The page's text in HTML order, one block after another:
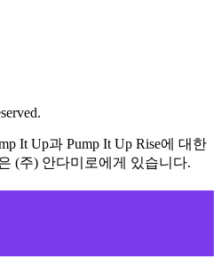
It Up과 Pump It Up Rise에 대한
(주) 안다미로에게 있습니다.